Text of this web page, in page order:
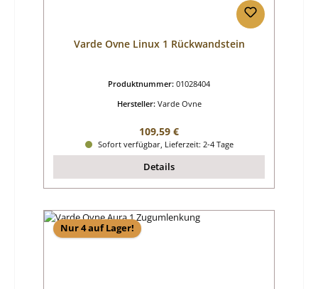
Varde Ovne Linux 1 Rückwandstein
Produktnummer: 01028404
Hersteller: Varde Ovne
Regulärer Preis:
109,59 €
Sofort verfügbar, Lieferzeit: 2-4 Tage
Details
Nur 4 auf Lager!